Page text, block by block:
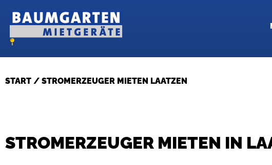
Inhalt
START / STROMERZEUGER MIETEN LAATZEN
STROMERZEUGER MIETEN IN